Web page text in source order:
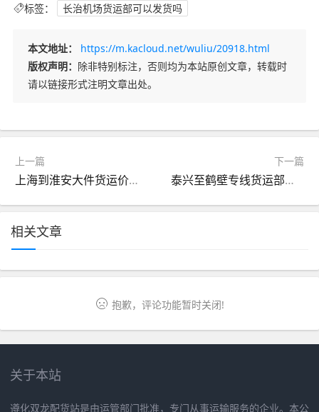
标签： 长治机场货运部可以发货吗
本文地址：
https://m.kacloud.net/wuliu/20918.html
版权声明： 除非特别标注，否则均为本站原创文章，转载时
请以链接形式注明文章出处。
上一篇
上海到淮安大件货运价格（上海到淮安的邮费）
下一篇
泰兴至鹤壁专线货运部（泰州到鹤壁）
相关文章
抱歉，评论功能暂时关闭!
关于本站
遵化双龙配货站是由运管部门批准，专门从事运输服务的企业。本公